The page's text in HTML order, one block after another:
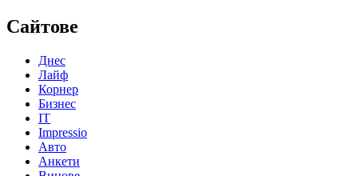
Сайтове
Днес
Лайф
Корнер
Бизнес
IT
Impressio
Авто
Анкети